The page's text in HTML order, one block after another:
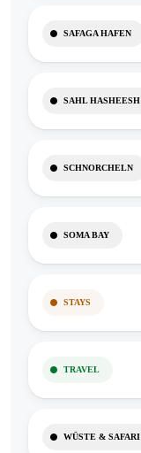
SAFAGA HAFEN
SAHL HASHEESH
SCHNORCHELN
SOMA BAY
STAYS
TRAVEL
WÜSTE & SAFARI